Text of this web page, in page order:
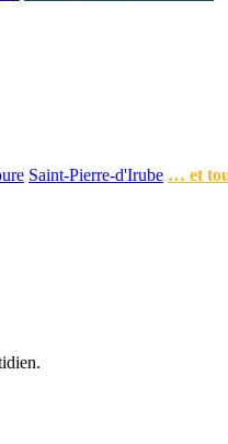
Saint-Pierre-d'Irube … et